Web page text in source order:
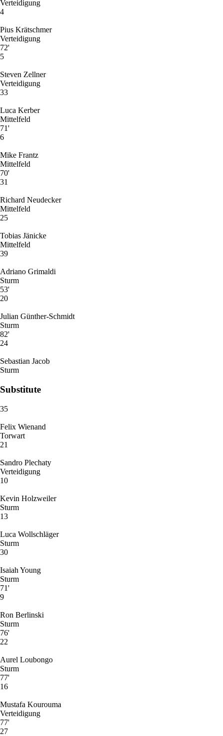
Verteidigung
4
Pius Krätschmer
Verteidigung
72'
5
Steven Zellner
Verteidigung
33
Luca Kerber
Mittelfeld
71'
6
Mike Frantz
Mittelfeld
70'
31
Richard Neudecker
Mittelfeld
25
Tobias Jänicke
Mittelfeld
39
Adriano Grimaldi
Sturm
53'
20
Julian Günther-Schmidt
Sturm
82'
24
Sebastian Jacob
Sturm
Substitute
35
Felix Wienand
Torwart
21
Sandro Plechaty
Verteidigung
10
Kevin Holzweiler
Sturm
13
Luca Wollschläger
Sturm
30
Isaiah Young
Sturm
71'
9
Ron Berlinski
Sturm
76'
22
Aurel Loubongo
Sturm
77'
16
Mustafa Kourouma
Verteidigung
77'
27